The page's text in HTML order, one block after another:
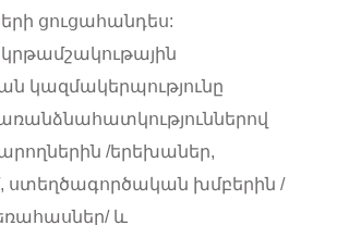
ցուցահանդես:
կրթամշակութային
կազմակերպությունը
/երեխաներ,
ստեղծագործական խմբերին /
և